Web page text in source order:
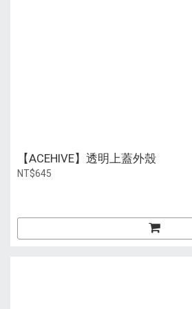
【ACEHIVE】透明上蓋外殼
NT$645